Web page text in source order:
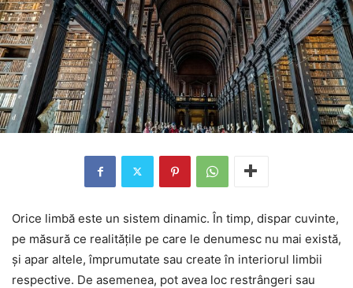
Orice limbă este un sistem dinamic. În timp, dispar cuvinte,
pe măsură ce realitățile pe care le denumesc nu mai există,
și apar altele, împrumutate sau create în interiorul limbii
respective. De asemenea, pot avea loc restrângeri sau